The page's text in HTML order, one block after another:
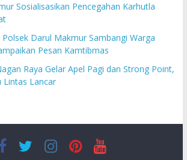
Sosialisasikan Pencegahan Karhutla
Darul Makmur Sambangi Warga
Pesan Kamtibmas
Raya Gelar Apel Pagi dan Strong Point,
Lintas Lancar